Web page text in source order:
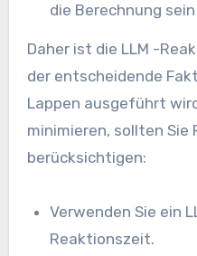
die Berechnung
Daher ist die LLM -
der entscheidende
Lappen ausgeführt
minimieren, sollten Sie
berücksichtigen:
Verwenden Sie ein
Reaktionszeit.